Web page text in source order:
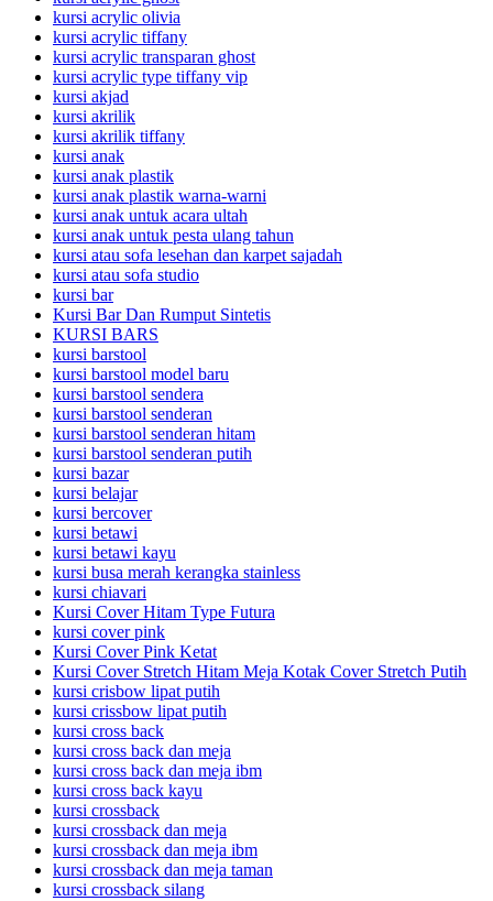
kursi acrylic olivia
kursi acrylic tiffany
kursi acrylic transparan ghost
kursi acrylic type tiffany vip
kursi akjad
kursi akrilik
kursi akrilik tiffany
kursi anak
kursi anak plastik
kursi anak plastik warna-warni
kursi anak untuk acara ultah
kursi anak untuk pesta ulang tahun
kursi atau sofa lesehan dan karpet sajadah
kursi atau sofa studio
kursi bar
Kursi Bar Dan Rumput Sintetis
KURSI BARS
kursi barstool
kursi barstool model baru
kursi barstool sendera
kursi barstool senderan
kursi barstool senderan hitam
kursi barstool senderan putih
kursi bazar
kursi belajar
kursi bercover
kursi betawi
kursi betawi kayu
kursi busa merah kerangka stainless
kursi chiavari
Kursi Cover Hitam Type Futura
kursi cover pink
Kursi Cover Pink Ketat
Kursi Cover Stretch Hitam Meja Kotak Cover Stretch Putih
kursi crisbow lipat putih
kursi crissbow lipat putih
kursi cross back
kursi cross back dan meja
kursi cross back dan meja ibm
kursi cross back kayu
kursi crossback
kursi crossback dan meja
kursi crossback dan meja ibm
kursi crossback dan meja taman
kursi crossback silang